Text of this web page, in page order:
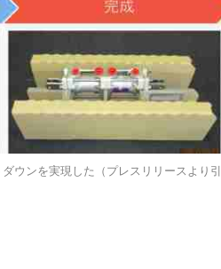
ウンを実現した（プレスリリースより引